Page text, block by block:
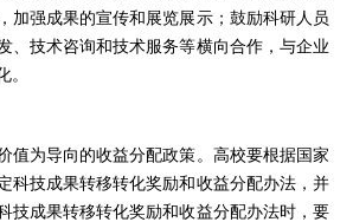
加强成果的宣传和展览展示；鼓励科研人员
、技术咨询和技术服务等横向合作，与企业
。
值为导向的收益分配政策。高校要根据国家
科技成果转移转化奖励和收益分配办法，并
技成果转移转化奖励和收益分配办法时，要